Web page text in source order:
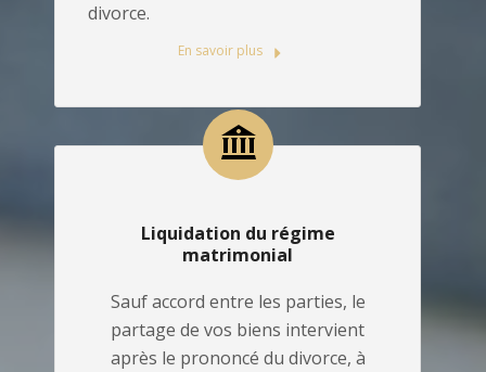
divorce.
En savoir plus
Liquidation du régime
matrimonial
Sauf accord entre les parties, le
partage de vos biens intervient
après le prononcé du divorce, à